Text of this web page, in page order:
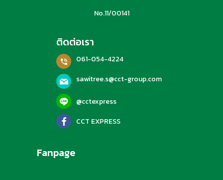
No.11/00141
ติดต่อเรา
061-054-4224
sawitree.s@cct-group.com
@cctexpress
CCT EXPRESS
Fanpage